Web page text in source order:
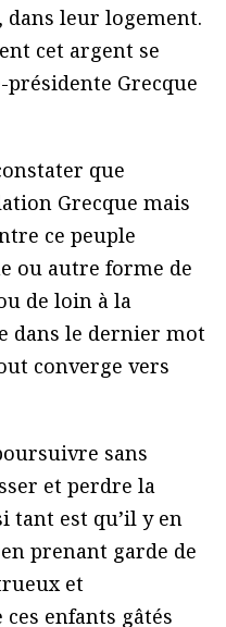
leur logement.
cet argent se
Grecque
que
Grecque mais
ce peuple
ou autre forme de
de loin à la
dans le dernier mot
converge vers
sans
et perdre la
tant est qu’il y en
prenant garde de
et
enfants gâtés